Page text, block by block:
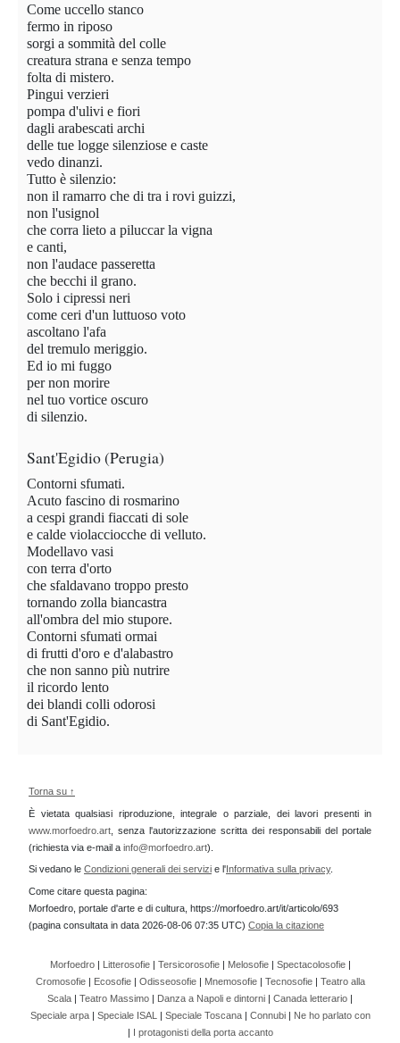
Come uccello stanco
fermo in riposo
sorgi a sommità del colle
creatura strana e senza tempo
folta di mistero.
Pingui verzieri
pompa d'ulivi e fiori
dagli arabescati archi
delle tue logge silenziose e caste
vedo dinanzi.
Tutto è silenzio:
non il ramarro che di tra i rovi guizzi,
non l'usignol
che corra lieto a piluccar la vigna
e canti,
non l'audace passeretta
che becchi il grano.
Solo i cipressi neri
come ceri d'un luttuoso voto
ascoltano l'afa
del tremulo meriggio.
Ed io mi fuggo
per non morire
nel tuo vortice oscuro
di silenzio.
Sant'Egidio (Perugia)
Contorni sfumati.
Acuto fascino di rosmarino
a cespi grandi fiaccati di sole
e calde violacciocche di velluto.
Modellavo vasi
con terra d'orto
che sfaldavano troppo presto
tornando zolla biancastra
all'ombra del mio stupore.
Contorni sfumati ormai
di frutti d'oro e d'alabastro
che non sanno più nutrire
il ricordo lento
dei blandi colli odorosi
di Sant'Egidio.
Torna su ↑
È vietata qualsiasi riproduzione, integrale o parziale, dei lavori presenti in
www.morfoedro.art , senza l'autorizzazione scritta dei responsabili del portale
(richiesta via e-mail a info@morfoedro.art).
Si vedano le Condizioni generali dei servizi e l' Informativa sulla privacy.
Come citare questa pagina:
Morfoedro, portale d'arte e di cultura, https://morfoedro.art/it/articolo/693
(pagina consultata in data 2026-08-06 07:35 UTC) Copia la citazione
Morfoedro| Litterosofie| Tersicorosofie| Melosofie| Spectacolosofie|
Cromosofie| Ecosofie| Odisseosofie| Mnemosofie| Tecnosofie| Teatro alla
Scala | Teatro Massimo | Danza a Napoli e dintorni | Canada letterario |
Speciale arpa| Speciale ISAL | Speciale Toscana| Connubi| Ne ho parlato con
| I protagonisti della porta accanto